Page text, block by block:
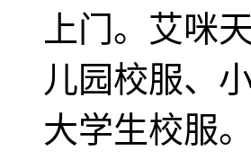
上门。艾咪
儿园校服、
大学生校服